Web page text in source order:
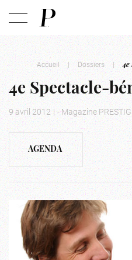
Accueil | Dossiers | 4e
4e Spectacle-
9 avril 2012 | - Magazine
AGENDA